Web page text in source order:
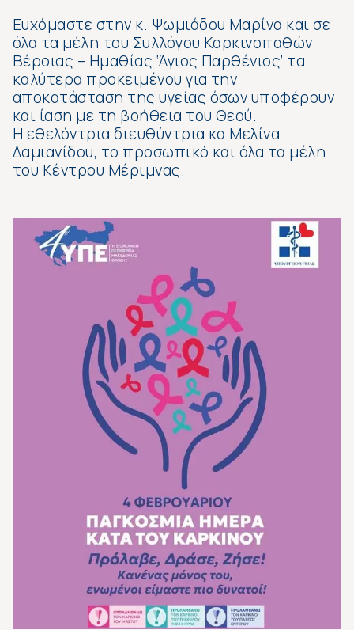
Ευχόμαστε στην κ. Ψωμιάδου Μαρίνα και σε
όλα τα μέλη του Συλλόγου Καρκινοπαθών
Βέροιας – Ημαθίας ‘Άγιος Παρθένιος’ τα
καλύτερα προκειμένου για την
αποκατάσταση της υγείας όσων υποφέρουν
και ίαση με τη βοήθεια του Θεού.
Η εθελόντρια διευθύντρια κα Μελίνα
Δαμιανίδου, το προσωπικό και όλα τα μέλη
του Κέντρου Μέριμνας.